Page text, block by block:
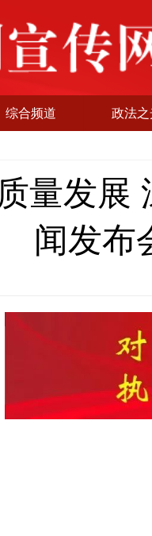
综合频道 政法之
量发展
闻发布